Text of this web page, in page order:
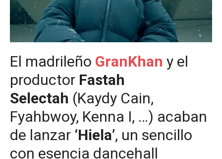
El madrileño GranKhan y el
productor Fastah
Selectah (Kaydy Cain,
Fyahbwoy, Kenna I, …) acaban
de lanzar ‘Hiela’, un sencillo
con esencia dancehall